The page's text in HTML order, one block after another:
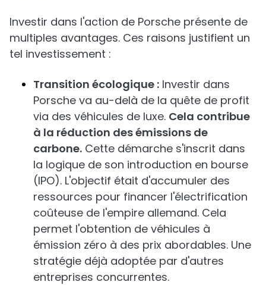
Investir dans l'action de Porsche présente de
multiples avantages. Ces raisons justifient un
tel investissement :
Transition écologique : Investir dans
Porsche va au-delà de la quête de profit
via des véhicules de luxe. Cela contribue
à la réduction des émissions de
carbone. Cette démarche s'inscrit dans
la logique de son introduction en bourse
(IPO). L'objectif était d'accumuler des
ressources pour financer l'électrification
coûteuse de l'empire allemand. Cela
permet l'obtention de véhicules à
émission zéro à des prix abordables. Une
stratégie déjà adoptée par d'autres
entreprises concurrentes.